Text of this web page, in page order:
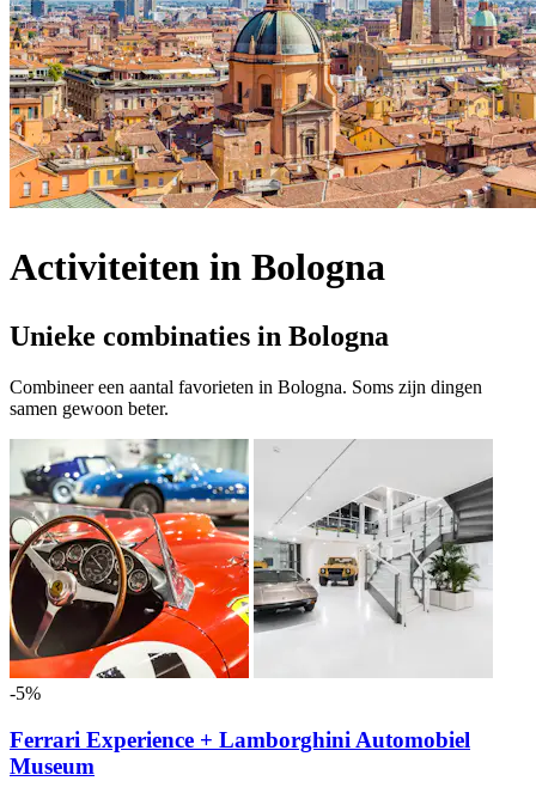
Activiteiten in Bologna
Unieke combinaties in Bologna
Combineer een aantal favorieten in Bologna. Soms zijn dingen
samen gewoon beter.
-5%
Ferrari Experience + Lamborghini Automobiel
Museum